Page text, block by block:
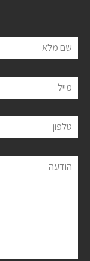
שם מלא
מייל
טלפון
הודעה